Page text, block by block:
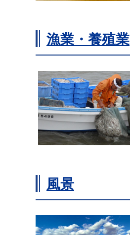
漁業・養殖業
風景